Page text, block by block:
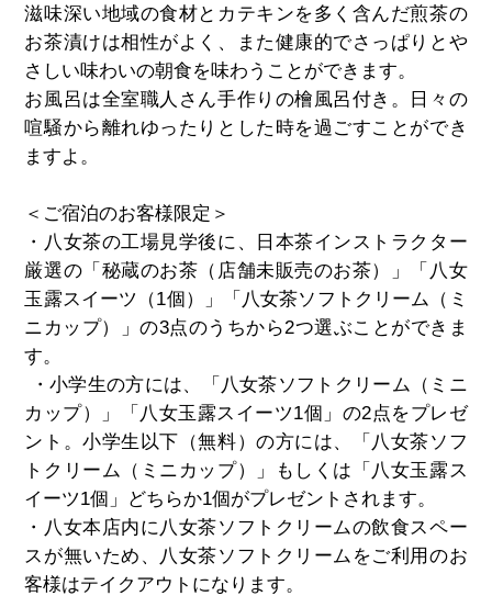
滋味深い地域の食材とカテキンを多く含んだ煎茶の
お茶漬けは相性がよく、また健康的でさっぱりとや
さしい味わいの朝食を味わうことができます。
お風呂は全室職人さん手作りの檜風呂付き。日々の
喧騒から離れゆったりとした時を過ごすことができ
ますよ。
＜ご宿泊のお客様限定＞
・八女茶の工場見学後に、日本茶インストラクター
厳選の「秘蔵のお茶（店舗未販売のお茶）」「八女
玉露スイーツ（1個）」「八女茶ソフトクリーム（ミ
ニカップ）」の3点のうちから2つ選ぶことができま
す。
・小学生の方には、「⼋⼥茶ソフトクリーム（ミニ
カップ）」「⼋⼥⽟露スイーツ1個」の2点をプレゼ
ント。小学生以下（無料）の方には、「八女茶ソフ
トクリーム（ミニカップ）」もしくは「八女玉露ス
イーツ1個」どちらか1個がプレゼントされます。
・八女本店内に八女茶ソフトクリームの飲食スペー
スが無いため、八女茶ソフトクリームをご利用のお
客様はテイクアウトになります。